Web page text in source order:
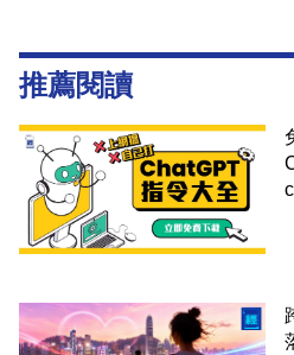
推薦閱讀